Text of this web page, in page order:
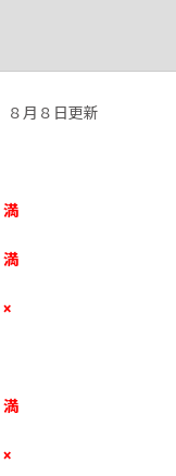
８月８日更新
満
満
×
満
×